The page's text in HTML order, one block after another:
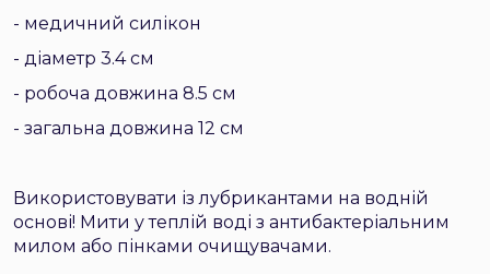
- медичний силікон
- діаметр 3.4 см
- робоча довжина 8.5 см
- загальна довжина 12 см
Використовувати із лубрикантами на водній
основі! Мити у теплій воді з антибактеріальним
милом або пінками очищувачами.